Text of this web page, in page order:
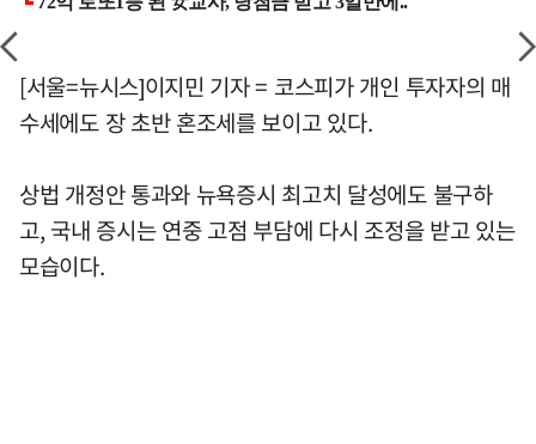
[서울=뉴시스]이지민 기자 = 코스피가 개인 투자자의 매
수세에도 장 초반 혼조세를 보이고 있다.
상법 개정안 통과와 뉴욕증시 최고치 달성에도 불구하
고, 국내 증시는 연중 고점 부담에 다시 조정을 받고 있는
모습이다.